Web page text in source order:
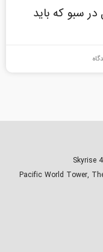
سبو که باید
Pacific World Tower,